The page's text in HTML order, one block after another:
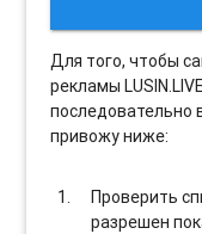
Для того, чтобы
рекламы
последовательно
привожу ниже:
Проверить
разрешен